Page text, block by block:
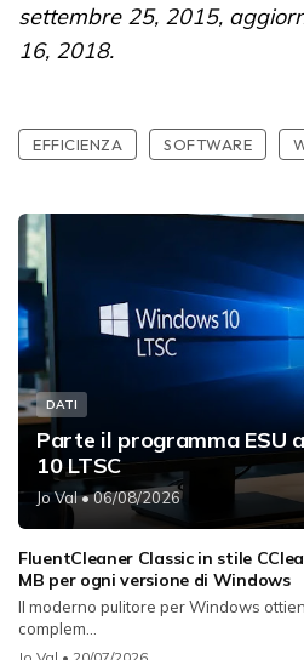
settembre 25, 2015,
16, 2018.
EFFICIENZA SOFTWARE
DATI
Parte il programma ESU
10 LTSC
Jo Val• 06/08/2026
FluentCleaner Classic in stile
MB per ogni versione di Windows
Il moderno pulitore per Windows
complem...